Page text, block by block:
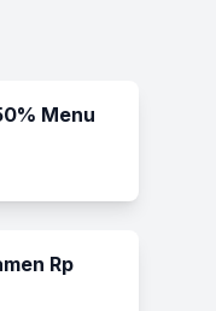
Menu
Rp